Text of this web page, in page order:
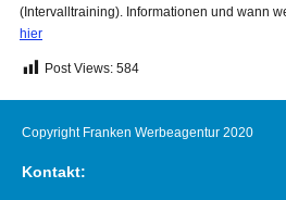
(Intervalltraining). Informationen und wann
hier
Post Views: 584
Copyright Franken Werbeagentur 2020
Kontakt: